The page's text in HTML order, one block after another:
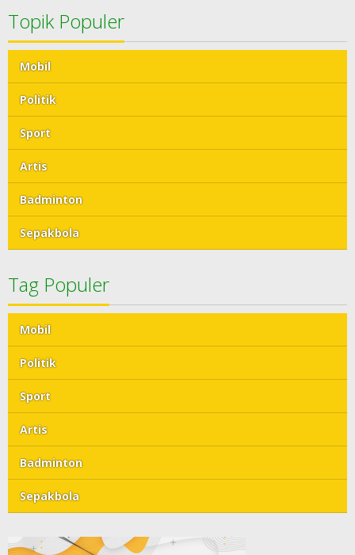
Topik Populer
Mobil
Politik
Sport
Artis
Badminton
Sepakbola
Tag Populer
Mobil
Politik
Sport
Artis
Badminton
Sepakbola